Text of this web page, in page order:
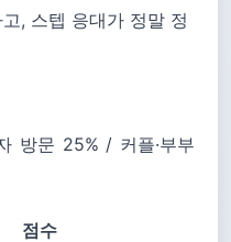
, 스텝 응대가 정말 정
방문 25% / 커플·부부
점수